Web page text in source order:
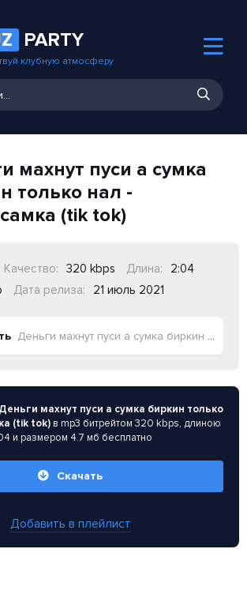
PARTY
клубную атмосферу
махнут пуси а сумка
только нал -
(tik tok)
Качество: 320 kbps Длина:
2:04
Дата релиза: 21 июль 2021
Деньги махнут пуси а сумка биркин только нал - Инстасамка (tik tok)
махнут пуси а сумка биркин только
(tik tok) в mp3 битрейтом 320 kbps, длиною
и размером 4.7 мб бесплатно
Скачать
Добавить в плейлист